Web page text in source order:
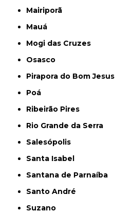
Mairiporã
Mauá
Mogi das Cruzes
Osasco
Pirapora do Bom Jesus
Poá
Ribeirão Pires
Rio Grande da Serra
Salesópolis
Santa Isabel
Santana de Parnaíba
Santo André
Suzano